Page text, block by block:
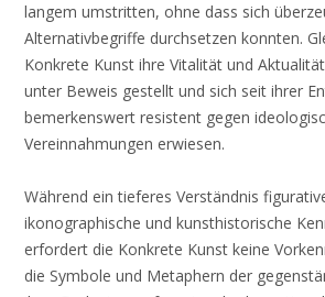
langem umstritten, ohne dass sich
Alternativbegriffe durchsetzen konnten.
Konkrete Kunst ihre Vitalität und
unter Beweis gestellt und sich seit ihrer
bemerkenswert resistent gegen
Vereinnahmungen erwiesen.
Während ein tieferes Verständnis
ikonographische und kunsthistorische
erfordert die Konkrete Kunst keine
die Symbole und Metaphern der